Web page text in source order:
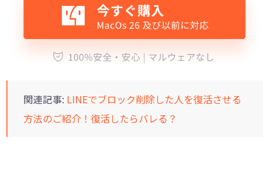
関連記事: LINEでブロック削除した人を復活させる
方法のご紹介！復活したらバレる？